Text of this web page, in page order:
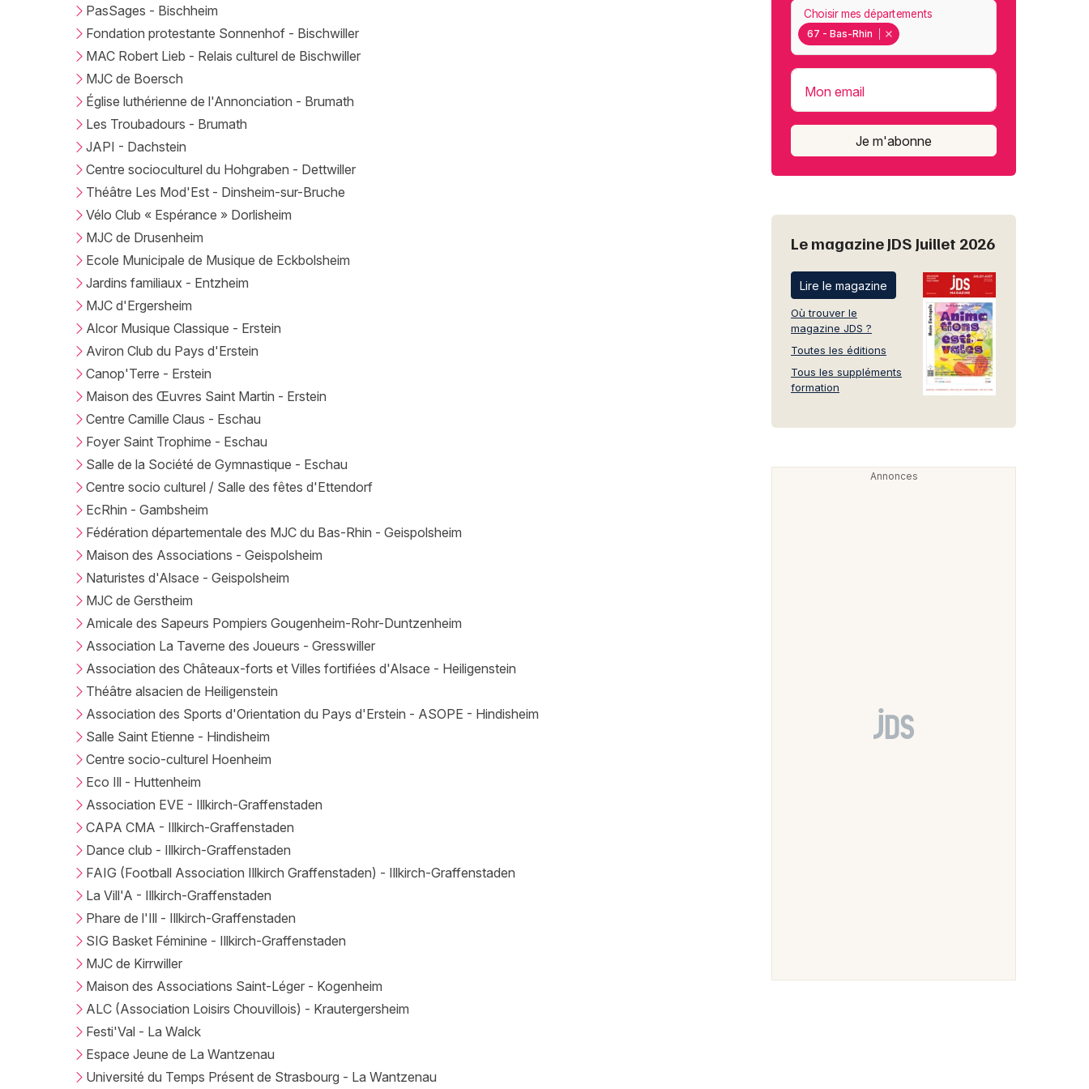
PasSages - Bischheim
Fondation protestante Sonnenhof - Bischwiller
MAC Robert Lieb - Relais culturel de Bischwiller
MJC de Boersch
Église luthérienne de l'Annonciation - Brumath
Les Troubadours - Brumath
JAPI - Dachstein
Centre socioculturel du Hohgraben - Dettwiller
Théâtre Les Mod'Est - Dinsheim-sur-Bruche
Vélo Club « Espérance » Dorlisheim
MJC de Drusenheim
Ecole Municipale de Musique de Eckbolsheim
Jardins familiaux - Entzheim
MJC d'Ergersheim
Alcor Musique Classique - Erstein
Aviron Club du Pays d'Erstein
Canop'Terre - Erstein
Maison des Œuvres Saint Martin - Erstein
Centre Camille Claus - Eschau
Foyer Saint Trophime - Eschau
Salle de la Société de Gymnastique - Eschau
Centre socio culturel / Salle des fêtes d'Ettendorf
EcRhin - Gambsheim
Fédération départementale des MJC du Bas-Rhin - Geispolsheim
Maison des Associations - Geispolsheim
Naturistes d'Alsace - Geispolsheim
MJC de Gerstheim
Amicale des Sapeurs Pompiers Gougenheim-Rohr-Duntzenheim
Association La Taverne des Joueurs - Gresswiller
Association des Châteaux-forts et Villes fortifiées d'Alsace - Heiligenstein
Théâtre alsacien de Heiligenstein
Association des Sports d'Orientation du Pays d'Erstein - ASOPE - Hindisheim
Salle Saint Etienne - Hindisheim
Centre socio-culturel Hoenheim
Eco Ill - Huttenheim
Association EVE - Illkirch-Graffenstaden
CAPA CMA - Illkirch-Graffenstaden
Dance club - Illkirch-Graffenstaden
FAIG (Football Association Illkirch Graffenstaden) - Illkirch-Graffenstaden
La Vill'A - Illkirch-Graffenstaden
Phare de l'Ill - Illkirch-Graffenstaden
SIG Basket Féminine - Illkirch-Graffenstaden
MJC de Kirrwiller
Maison des Associations Saint-Léger - Kogenheim
ALC (Association Loisirs Chouvillois) - Krautergersheim
Festi'Val - La Walck
Espace Jeune de La Wantzenau
Université du Temps Présent de Strasbourg - La Wantzenau
67 - Bas-Rhin
Choisir mes départements
Mon email
Je m'abonne
Le magazine JDS Juillet 2026
Lire le magazine
Où trouver le
magazine JDS ?
Toutes les éditions
Tous les suppléments
formation